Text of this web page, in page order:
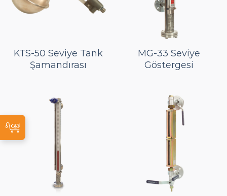
KTS-50 Seviye Tank
Şamandırası
MG-33 Seviye
Göstergesi